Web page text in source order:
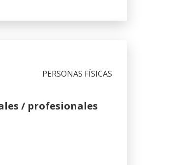
PERSONAS FÍSICAS
/ profesionales